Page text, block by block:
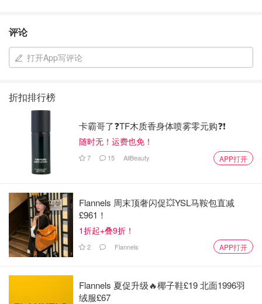
评论
打开App写评论
折扣排行榜
卡霸哥了❓TF木质香身体喷雾零元购❓❗
随时无！运费也免！
7 15 AllBeauty APP打开
Flannels 周末顶奢闪促💥YSL马鞍包直减
£961！
1折起+叠9折！
2 Flannels APP打开
Flannels 夏促升级🔥椰子鞋£19 北面1996羽
绒服£67